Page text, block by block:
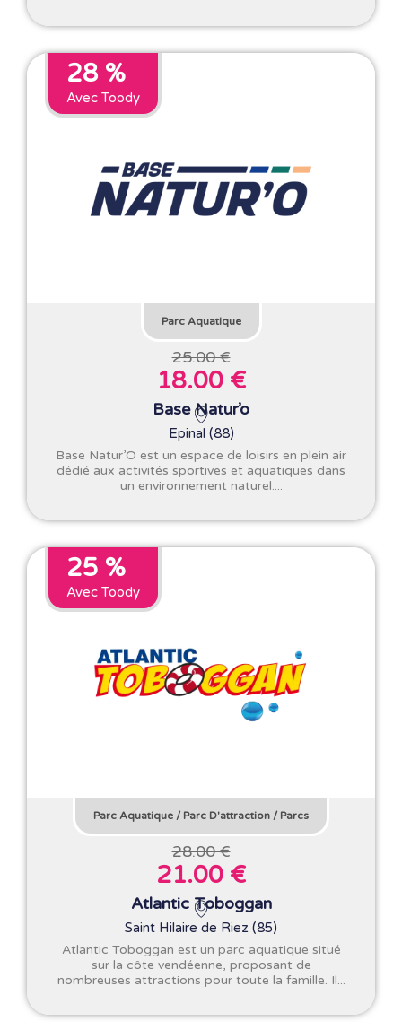
28 %
Avec Toody
Parc Aquatique
25.00 €
18.00 €
Base Natur’o
Epinal (88)
Base Natur’O est un espace de loisirs en plein air
dédié aux activités sportives et aquatiques dans
un environnement naturel....
25 %
Avec Toody
Parc Aquatique / Parc D'attraction / Parcs
28.00 €
21.00 €
Atlantic Toboggan
Saint Hilaire de Riez (85)
Atlantic Toboggan est un parc aquatique situé
sur la côte vendéenne, proposant de
nombreuses attractions pour toute la famille. Il...